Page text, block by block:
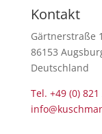
Kontakt
Gärtnerstraße 1
86153
Deutschland
Tel. +49 (0)